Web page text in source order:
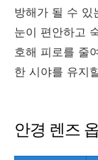
방해가 될 수 있
눈이 편안하고
호해 피로를 줄
한 시야를 유지
안경 렌즈